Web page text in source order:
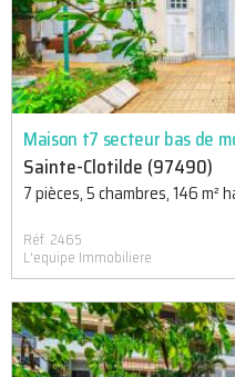
Maison t7 secteur bas de
Sainte-Clotilde (97490)
7 pièces, 5 chambres, 146 m²
Réf. 2465
L'equipe Immobiliere